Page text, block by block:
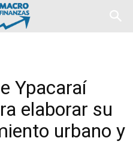
Ypacaraí
elaborar su
urbano y